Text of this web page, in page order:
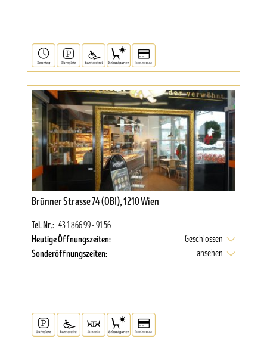
Brünner Strasse 74 (OBI), 1210 Wien
Tel. Nr.:+43 1 866 99 - 91 56
Heutige Öffnungszeiten: Geschlossen
Sonderöffnungszeiten: ansehen